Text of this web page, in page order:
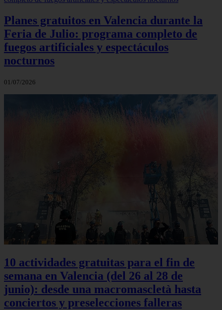
Planes gratuitos en Valencia durante la
Feria de Julio: programa completo de
fuegos artificiales y espectáculos
nocturnos
01/07/2026
10 actividades gratuitas para el fin de
semana en Valencia (del 26 al 28 de
junio): desde una macromascletà hasta
conciertos y preselecciones falleras